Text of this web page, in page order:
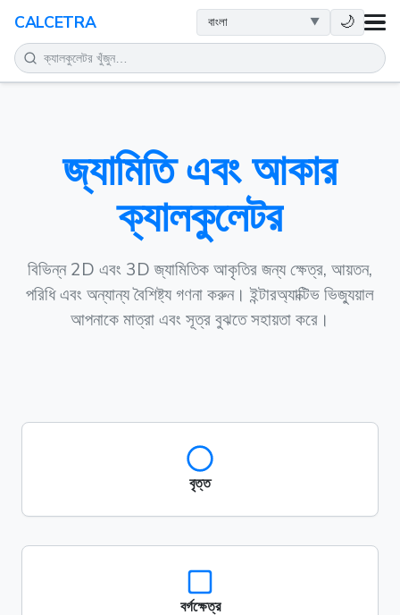
CALCETRA 🌙
গণিত
অন्যান্য সরঞ্জাম
জ্যামিতি এবং আকার
ক্যালকুলেটর
বিভিন্ন 2D এবং 3D জ্যামিতিক আকৃতির জন্য ক্ষেত্র, আয়তন,
পরিধি এবং অন্যান্য বৈশিষ্ট্য গণনা করুন। ইন্টারঅ্যাক্টিভ ভিজ্যুয়াল
আপনাকে মাত্রা এবং সূত্র বুঝতে সহায়তা করে।
বৃত্ত
বর্গক্ষেত্র